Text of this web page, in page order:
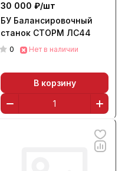
30 000 ₽/шт
БУ Балансировочный
станок СТОРМ ЛС44
0 Нет в наличии
В корзину